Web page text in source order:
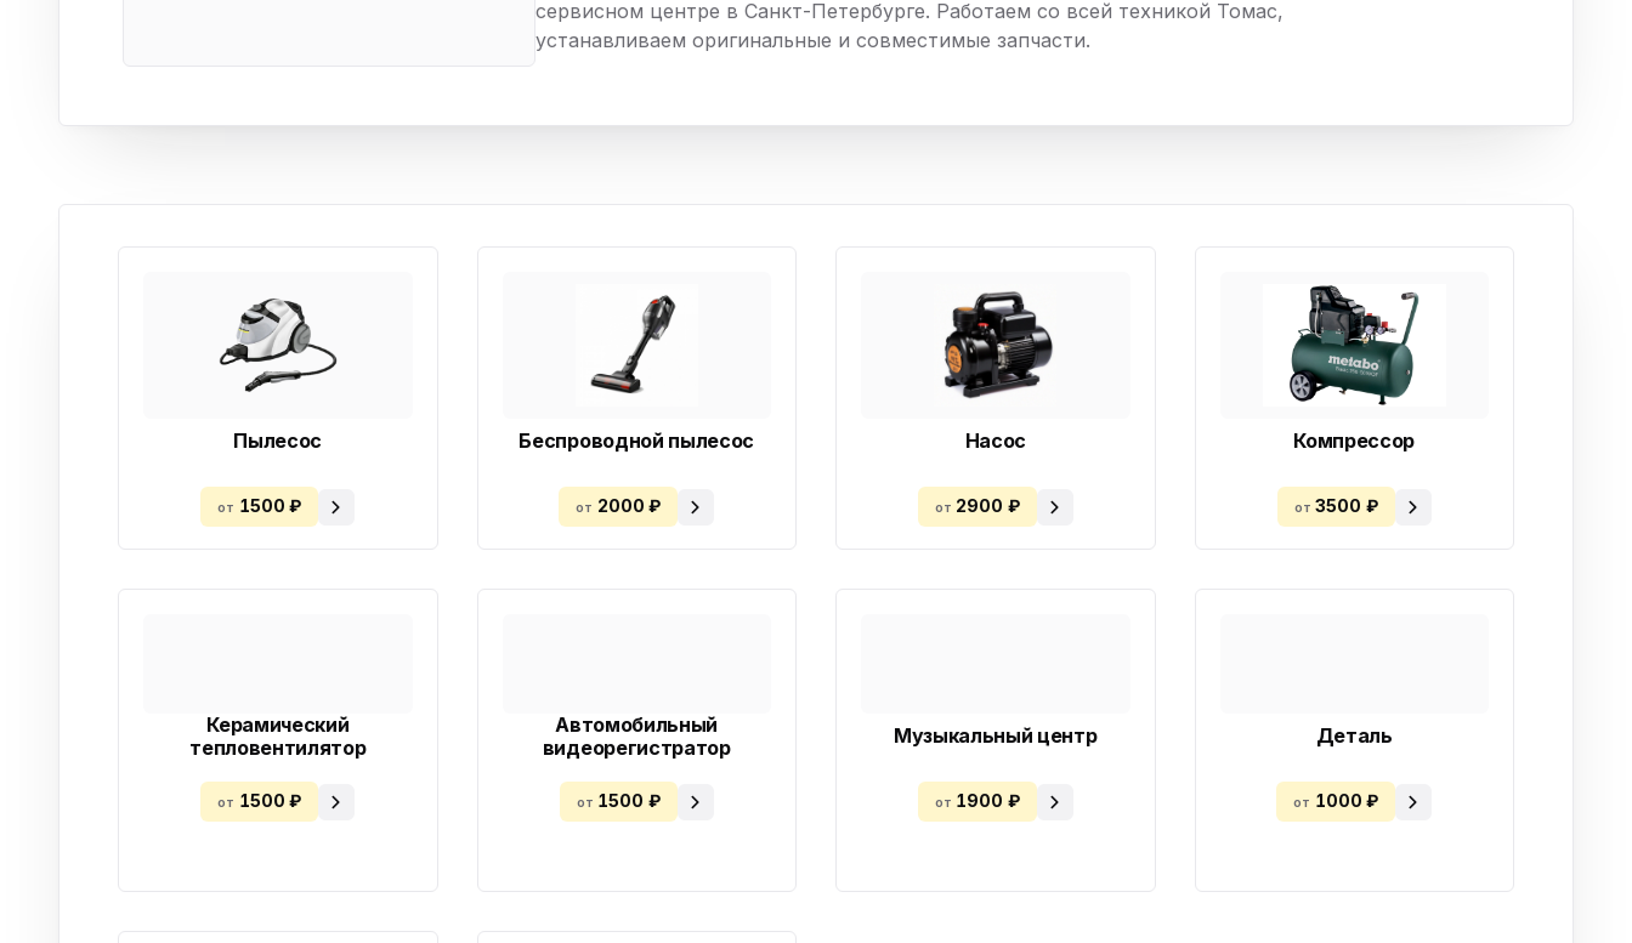
Оргтехника
Электроинструмент
Бензотехника
Винный шкаф Вентиляция Осушитель воздуха
сервисном центре в Санкт-Петербурге. Работаем со всей техникой Томас,
устанавливаем оригинальные и совместимые запчасти.
Пылесос
от 1500 ₽
Беспроводной пылесос
от 2000 ₽
Насос
от 2900 ₽
Компрессор
от 3500 ₽
Керамический
тепловентилятор
от 1500 ₽
Автомобильный
видеорегистратор
от 1500 ₽
Музыкальный центр
от 1900 ₽
Деталь
от 1000 ₽